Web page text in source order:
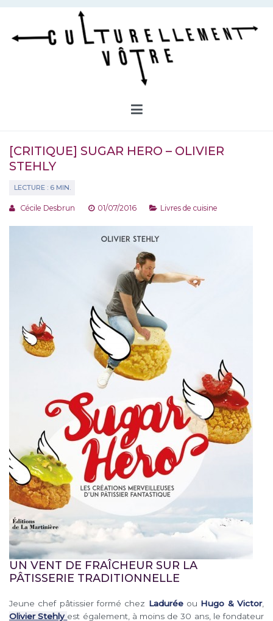
Aller
contenu
[CRITIQUE] SUGAR HERO – OLIVIER
STEHLY
Cécile Desbrun 01/07/2016 Livres de cuisine
UN VENT DE FRAÎCHEUR SUR LA
PÂTISSERIE TRADITIONNELLE
Jeune chef pâtissier formé chez Laduréeou Hugo & Victor,
Olivier Stehly est également, à moins de 30 ans, le fondateur